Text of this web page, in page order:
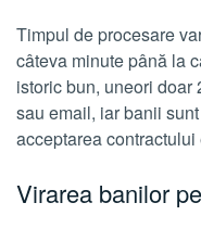
Timpul de procesare
câteva minute până la
istoric bun, uneori doar
sau email, iar banii
acceptarea contractului
Virarea banilor